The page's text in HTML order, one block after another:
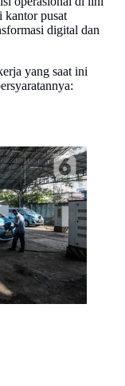
kantor pusat
digital dan
yang saat ini
listrik
Tallo)